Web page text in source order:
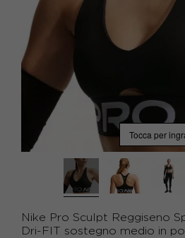
Tocca per
Nike Pro Sculpt Reggiseno
Dri-FIT sostegno medio in